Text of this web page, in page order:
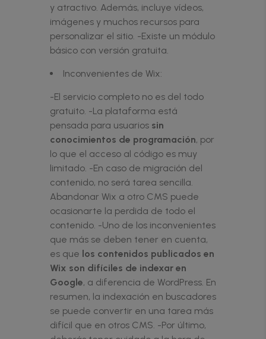
y atractivo. Además, incluye vídeos,
imágenes y muchos recursos para
personalizar el sitio. -Existe un módulo
básico con versión gratuita.
Inconvenientes de Wix:
-El servicio completo no es del todo
gratuito. -La plataforma está
pensada para usuarios sin
conocimientos de programación, por
lo que el acceso al código es muy
limitado. -En caso de migración del
contenido, no será tarea sencilla.
Abandonar Wix a otro CMS puede
ocasionarte la perdida de todo el
contenido. -Uno de los inconvenientes
que más se deben tener en cuenta,
es que los contenidos publicados en
Wix son difíciles de indexar en
Google, a diferencia de WordPress. En
resumen, la indexación en buscadores
se puede convertir en una tarea más
difícil que en otros CMS. -Por último,